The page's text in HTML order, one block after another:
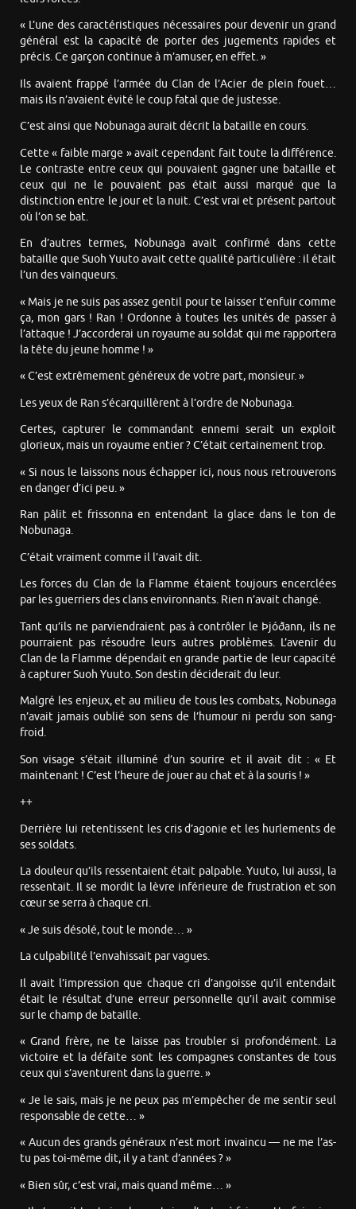
« L’une des caractéristiques nécessaires pour devenir un grand
général est la capacité de porter des jugements rapides et
précis. Ce garçon continue à m’amuser, en effet. »
Ils avaient frappé l’armée du Clan de l’Acier de plein fouet…
mais ils n’avaient évité le coup fatal que de justesse.
C’est ainsi que Nobunaga aurait décrit la bataille en cours.
Cette « faible marge » avait cependant fait toute la différence.
Le contraste entre ceux qui pouvaient gagner une bataille et
ceux qui ne le pouvaient pas était aussi marqué que la
distinction entre le jour et la nuit. C’est vrai et présent partout
où l’on se bat.
En d’autres termes, Nobunaga avait confirmé dans cette
bataille que Suoh Yuuto avait cette qualité particulière : il était
l’un des vainqueurs.
« Mais je ne suis pas assez gentil pour te laisser t’enfuir comme
ça, mon gars ! Ran ! Ordonne à toutes les unités de passer à
l’attaque ! J’accorderai un royaume au soldat qui me rapportera
la tête du jeune homme ! »
« C’est extrêmement généreux de votre part, monsieur. »
Les yeux de Ran s’écarquillèrent à l’ordre de Nobunaga.
Certes, capturer le commandant ennemi serait un exploit
glorieux, mais un royaume entier ? C’était certainement trop.
« Si nous le laissons nous échapper ici, nous nous retrouverons
en danger d’ici peu. »
Ran pâlit et frissonna en entendant la glace dans le ton de
Nobunaga.
C’était vraiment comme il l’avait dit.
Les forces du Clan de la Flamme étaient toujours encerclées
par les guerriers des clans environnants. Rien n’avait changé.
Tant qu’ils ne parviendraient pas à contrôler le Þjóðann, ils ne
pourraient pas résoudre leurs autres problèmes. L’avenir du
Clan de la Flamme dépendait en grande partie de leur capacité
à capturer Suoh Yuuto. Son destin déciderait du leur.
Malgré les enjeux, et au milieu de tous les combats, Nobunaga
n’avait jamais oublié son sens de l’humour ni perdu son sang-
froid.
Son visage s’était illuminé d’un sourire et il avait dit : « Et
maintenant ! C’est l’heure de jouer au chat et à la souris ! »
++
Derrière lui retentissent les cris d’agonie et les hurlements de
ses soldats.
La douleur qu’ils ressentaient était palpable. Yuuto, lui aussi, la
ressentait. Il se mordit la lèvre inférieure de frustration et son
cœur se serra à chaque cri.
« Je suis désolé, tout le monde… »
La culpabilité l’envahissait par vagues.
Il avait l’impression que chaque cri d’angoisse qu’il entendait
était le résultat d’une erreur personnelle qu’il avait commise
sur le champ de bataille.
« Grand frère, ne te laisse pas troubler si profondément. La
victoire et la défaite sont les compagnes constantes de tous
ceux qui s’aventurent dans la guerre. »
« Je le sais, mais je ne peux pas m’empêcher de me sentir seul
responsable de cette… »
« Aucun des grands généraux n’est mort invaincu — ne me l’as-
tu pas toi-même dit, il y a tant d’années ? »
« Bien sûr, c’est vrai, mais quand même… »